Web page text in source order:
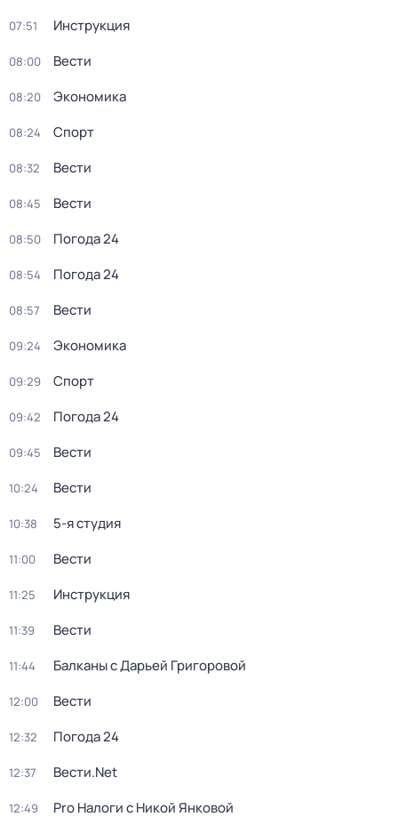
07:51 Инструкция
08:00 Вести
08:20 Экономика
08:24 Спорт
08:32 Вести
08:45 Вести
08:50 Погода 24
08:54 Погода 24
08:57 Вести
09:24 Экономика
09:29 Спорт
09:42 Погода 24
09:45 Вести
10:24 Вести
10:38 5-я студия
11:00 Вести
11:25 Инструкция
11:39 Вести
11:44 Балканы с Дарьей Григоровой
12:00 Вести
12:32 Погода 24
12:37 Вести.Net
12:49 Pro Налоги с Никой Янковой